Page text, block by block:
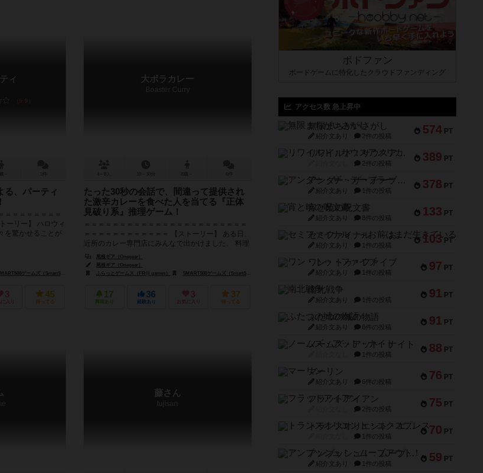
ィ
5.9
る、パーティ
＝＝＝＝＝＝＝＝
ーリー】 ハロウィ
を驚かせることが
ゲームズ（Smart500 Games）
3
に入り
45
持ってる
大ボラカレー
Boaster Curry
たった30秒の会話で、間違って提供され
た激辛カレーを食べた人を当てる『正体
見破り系』推理ゲーム！
＝＝＝＝＝＝＝＝＝＝＝＝＝＝＝＝＝＝＝＝＝＝＝
＝＝＝＝＝＝＝＝＝＝＝＝ 【ストーリー】 ある日、
近所のカレー専門店にみんなで出かけました。 料理
を注文し、みんなで美味し...
尾根ギア（Onegear）
尾根ギア（Onegear）
ふらっとゲームス（FR@ games）
SMART500ゲームズ（Smart500 Games）
17
興味あり
36
経験あり
3
お気に入り
37
持ってる
藤さん
fujisan
ボドファン
ボードゲームに特化したクラウドファンディング
アクセス数 急上昇中
574 PT
無限まちがいさがし
紹介文あり 2件の投稿
389 PT
リワイルド：サウスアメリカ
2件の投稿
378 PT
アンダー・ザ・テーブラー
紹介文あり 1件の投稿
133 PT
宵と暁の呪文書
紹介文あり 8件の投稿
103 PT
セミファイナル ～お前はまだ生きている～
紹介文あり 1件の投稿
97 PT
ワン・トゥ・ファイブ
紹介文あり 1件の投稿
91 PT
南北戦争
紹介文あり 1件の投稿
91 PT
ふたつの城の物語
紹介文あり 6件の投稿
88 PT
ノームズ・アット・ナイト
1件の投稿
76 PT
マーリン
紹介文あり 6件の投稿
75 PT
フラットアイアン
2件の投稿
70 PT
トランスオリエント・エクスプレス
1件の投稿
59 PT
アンブッシュ！：ムーブアウト！
紹介文あり 1件の投稿